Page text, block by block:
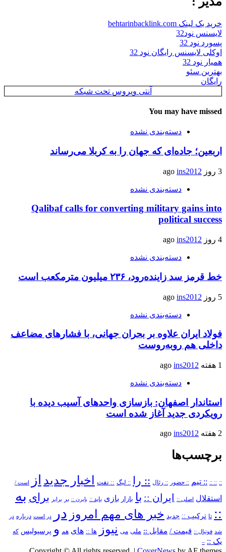
خرید بک لینک behtarinbacklink.com
لایسنس نود32
پسورد نود 32
اوکلی لایسنس رایگان نود 32
همیار نود 32
بهترین سئو
رایگان
آنتی ویروس تحت شبکه
You may have missed
دسته‌بندی نشده
اربعین؛ جاده‌ای که جهان را به کربلا می‌رساند
3 روز ago ins2012
دسته‌بندی نشده
Qalibaf calls for converting military gains into
political success
4 روز ago ins2012
دسته‌بندی نشده
خط قرمز سد زاینده‌رود، ۲۳۶ میلیون مترمکعب است
5 روز ago ins2012
دسته‌بندی نشده
فولاد ایران علاوه بر بحران جهانی، با فشارهای مضاعف
داخلی هم روبه‌روست
1 هفته ago ins2012
دسته‌بندی نشده
استاندار اصفهان: بازسازی واحدهای آسیب دیده با
رویکردی جدید آغاز شده است
2 هفته ago ins2012
برچسب‌ها
::
:: :: :: تیم :: حضور :: رئال :: را :: لیگ :: نفت اخبار جدید از است /
استقلال اصلی :: ایران :: با بازار بازی باید :: بایرن :: بر برابر برای به
:: تا ترکیب :: جدید خبر های مهم امروز در در است درباره در
شد فوتبال :: قیمت / مقابل :: ملی می نیوز ها :: های هم و پرسپولیس که
یک :: –